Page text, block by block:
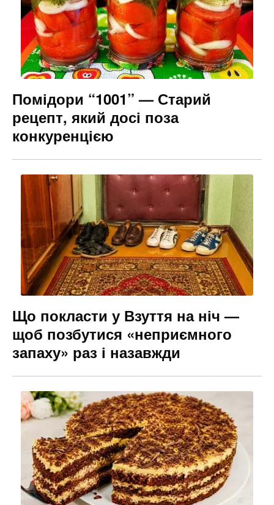
Помідори “1001” — Старий
рецепт, який досі поза
конкуренцією
Що покласти у Взуття на ніч —
щоб позбутися «неприємного
запаху» раз і назавжди